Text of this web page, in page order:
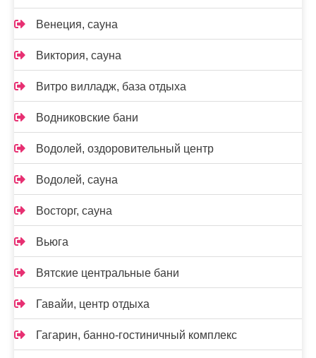
Венеция, сауна
Виктория, сауна
Витро вилладж, база отдыха
Водниковские бани
Водолей, оздоровительный центр
Водолей, сауна
Восторг, сауна
Вьюга
Вятские центральные бани
Гавайи, центр отдыха
Гагарин, банно-гостиничный комплекс